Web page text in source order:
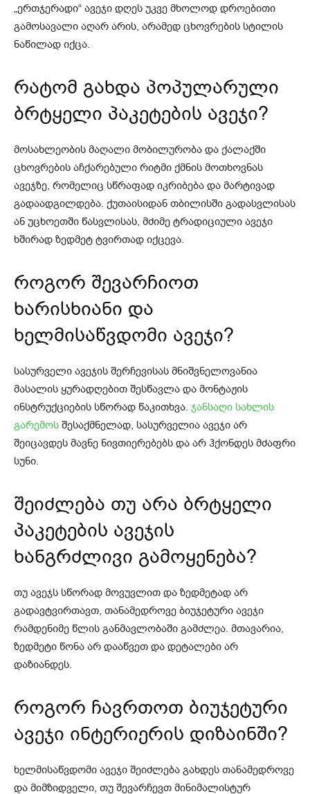
„ერთჯერადი“ ავეჯი დღეს უკვე მხოლოდ დროებითი
გამოსავალი აღარ არის, არამედ ცხოვრების სტილის
ნაწილად იქცა.
რატომ გახდა პოპულარული
ბრტყელი პაკეტების ავეჯი?
მოსახლეობის მაღალი მობილურობა და ქალაქში
ცხოვრების აჩქარებული რიტმი ქმნის მოთხოვნას
ავეჯზე, რომელიც სწრაფად იკრიბება და მარტივად
გადაადგილდება. ქუთაისიდან თბილისში გადასვლისას
ან უცხოეთში წასვლისას, მძიმე ტრადიციული ავეჯი
ხშირად ზედმეტ ტვირთად იქცევა.
როგორ შევარჩიოთ
ხარისხიანი და
ხელმისაწვდომი ავეჯი?
სასურველი ავეჯის შერჩევისას მნიშვნელოვანია
მასალის ყურადღებით შესწავლა და მონტაჟის
ინსტრუქციების სწორად წაკითხვა. ჯანსაღი სახლის
გარემოს შესაქმნელად, სასურველია ავეჯი არ
შეიცავდეს მავნე ნივთიერებებს და არ ჰქონდეს მძაფრი
სუნი.
შეიძლება თუ არა ბრტყელი
პაკეტების ავეჯის
ხანგრძლივი გამოყენება?
თუ ავეჯს სწორად მოვუვლით და ზედმეტად არ
გადავტვირთავთ, თანამედროვე ბიუჯეტური ავეჯი
რამდენიმე წლის განმავლობაში გამძლეა. მთავარია,
ზედმეტი წონა არ დააწვეთ და დეტალები არ
დაზიანდეს.
როგორ ჩავრთოთ ბიუჯეტური
ავეჯი ინტერიერის დიზაინში?
ხელმისაწვდომი ავეჯი შეიძლება გახდეს თანამედროვე
და მიმზიდველი, თუ შევარჩევთ მინიმალისტურ